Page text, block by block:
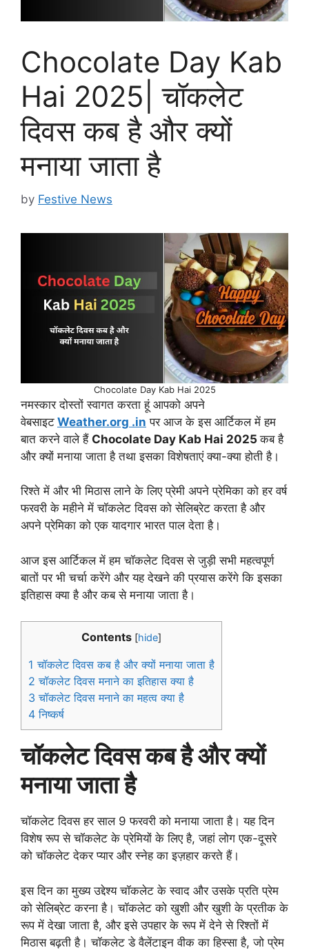
Chocolate Day Kab
Hai 2025| चॉकलेट
दिवस कब है और क्यों
मनाया जाता है
by Festive News
Chocolate Day Kab Hai 2025
नमस्कार दोस्तों स्वागत करता हूं आपको अपने
वेबसाइट Weather.org .in पर आज के इस आर्टिकल में हम
बात करने वाले हैं Chocolate Day Kab Hai 2025कब है
और क्यों मनाया जाता है तथा इसका विशेषताएं क्या-क्या होती है।
रिश्ते में और भी मिठास लाने के लिए प्रेमी अपने प्रेमिका को हर वर्ष
फरवरी के महीने में चॉकलेट दिवस को सेलिब्रेट करता है और
अपने प्रेमिका को एक यादगार भारत पाल देता है।
आज इस आर्टिकल में हम चॉकलेट दिवस से जुड़ी सभी महत्वपूर्ण
बातों पर भी चर्चा करेंगे और यह देखने की प्रयास करेंगे कि इसका
इतिहास क्या है और कब से मनाया जाता है।
Contents [hide]
1 चॉकलेट दिवस कब है और क्यों मनाया जाता है
2 चॉकलेट दिवस मनाने का इतिहास क्या है
3 चॉकलेट दिवस मनाने का महत्व क्या है
4 निष्कर्ष
चॉकलेट दिवस कब है और क्यों
मनाया जाता है
चॉकलेट दिवस हर साल 9 फरवरी को मनाया जाता है। यह दिन
विशेष रूप से चॉकलेट के प्रेमियों के लिए है, जहां लोग एक-दूसरे
को चॉकलेट देकर प्यार और स्नेह का इज़हार करते हैं।
इस दिन का मुख्य उद्देश्य चॉकलेट के स्वाद और उसके प्रति प्रेम
को सेलिब्रेट करना है। चॉकलेट को खुशी और खुशी के प्रतीक के
रूप में देखा जाता है, और इसे उपहार के रूप में देने से रिश्तों में
मिठास बढ़ती है। चॉकलेट डे वैलेंटाइन वीक का हिस्सा है, जो प्रेम